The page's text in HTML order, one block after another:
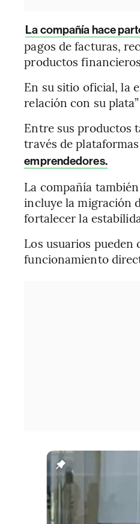
La compañía hace
pagos de facturas,
productos
En su sitio oficial, la
relación con su
Entre sus productos
través de
emprendedores.
La compañía
incluye la migración
fortalecer la
Los usuarios pueden
funcionamiento